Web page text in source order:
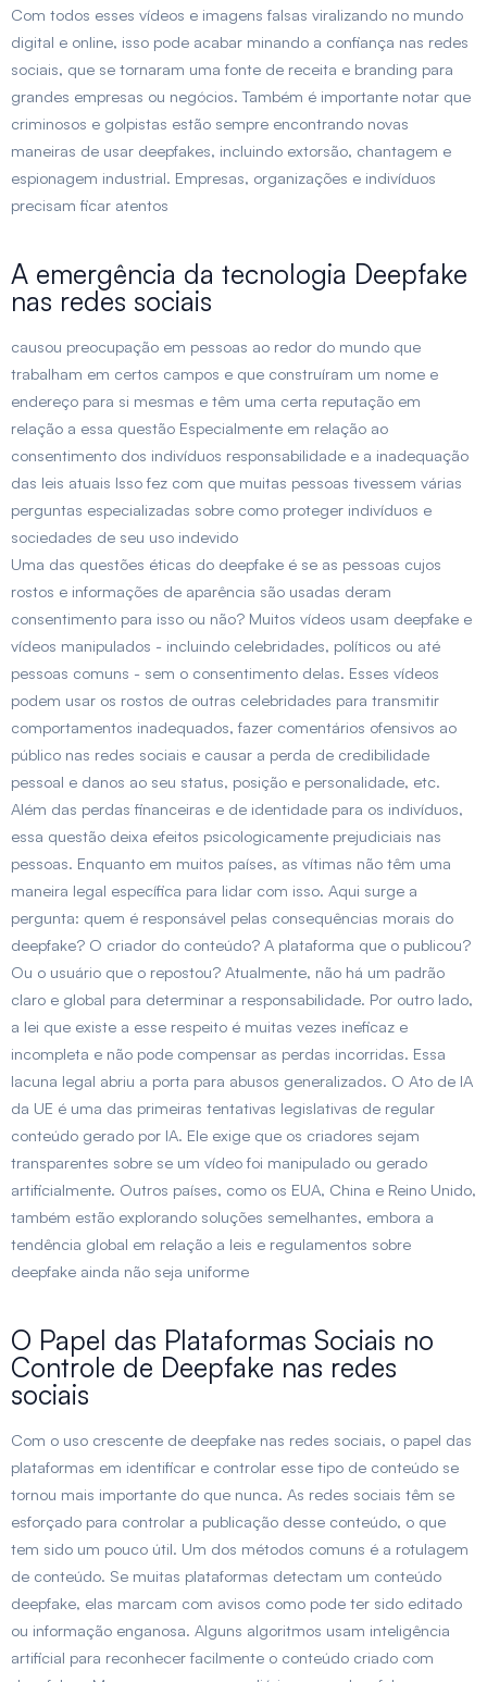
Com todos esses vídeos e imagens falsas viralizando no mundo
digital e online, isso pode acabar minando a confiança nas redes
sociais, que se tornaram uma fonte de receita e branding para
grandes empresas ou negócios. Também é importante notar que
criminosos e golpistas estão sempre encontrando novas
maneiras de usar deepfakes, incluindo extorsão, chantagem e
espionagem industrial. Empresas, organizações e indivíduos
precisam ficar atentos
A emergência da tecnologia Deepfake
nas redes sociais
causou preocupação em pessoas ao redor do mundo que
trabalham em certos campos e que construíram um nome e
endereço para si mesmas e têm uma certa reputação em
relação a essa questão Especialmente em relação ao
consentimento dos indivíduos responsabilidade e a inadequação
das leis atuais Isso fez com que muitas pessoas tivessem várias
perguntas especializadas sobre como proteger indivíduos e
sociedades de seu uso indevido
Uma das questões éticas do deepfake é se as pessoas cujos
rostos e informações de aparência são usadas deram
consentimento para isso ou não? Muitos vídeos usam deepfake e
vídeos manipulados - incluindo celebridades, políticos ou até
pessoas comuns - sem o consentimento delas. Esses vídeos
podem usar os rostos de outras celebridades para transmitir
comportamentos inadequados, fazer comentários ofensivos ao
público nas redes sociais e causar a perda de credibilidade
pessoal e danos ao seu status, posição e personalidade, etc.
Além das perdas financeiras e de identidade para os indivíduos,
essa questão deixa efeitos psicologicamente prejudiciais nas
pessoas. Enquanto em muitos países, as vítimas não têm uma
maneira legal específica para lidar com isso. Aqui surge a
pergunta: quem é responsável pelas consequências morais do
deepfake? O criador do conteúdo? A plataforma que o publicou?
Ou o usuário que o repostou? Atualmente, não há um padrão
claro e global para determinar a responsabilidade. Por outro lado,
a lei que existe a esse respeito é muitas vezes ineficaz e
incompleta e não pode compensar as perdas incorridas. Essa
lacuna legal abriu a porta para abusos generalizados. O Ato de IA
da UE é uma das primeiras tentativas legislativas de regular
conteúdo gerado por IA. Ele exige que os criadores sejam
transparentes sobre se um vídeo foi manipulado ou gerado
artificialmente. Outros países, como os EUA, China e Reino Unido,
também estão explorando soluções semelhantes, embora a
tendência global em relação a leis e regulamentos sobre
deepfake ainda não seja uniforme
O Papel das Plataformas Sociais no
Controle de Deepfake nas redes
sociais
Com o uso crescente de deepfake nas redes sociais, o papel das
plataformas em identificar e controlar esse tipo de conteúdo se
tornou mais importante do que nunca. As redes sociais têm se
esforçado para controlar a publicação desse conteúdo, o que
tem sido um pouco útil. Um dos métodos comuns é a rotulagem
de conteúdo. Se muitas plataformas detectam um conteúdo
deepfake, elas marcam com avisos como pode ter sido editado
ou informação enganosa. Alguns algoritmos usam inteligência
artificial para reconhecer facilmente o conteúdo criado com